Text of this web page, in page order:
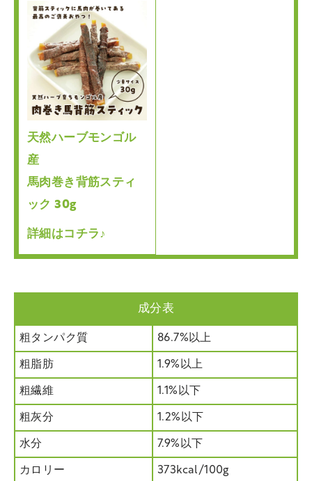
天然ハーブモンゴル
産
馬肉巻き背筋スティ
ック 30g
詳細はコチラ♪
成分表
粗タンパク質 86.7%以上
粗脂肪 1.9%以上
粗繊維 1.1%以下
粗灰分 1.2%以下
水分 7.9%以下
カロリー 373kcal/100g